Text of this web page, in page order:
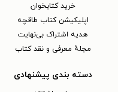
خرید کتابخوان
اپلیکیشن کتاب طاقچه
هدیه اشتراک بی‌نهایت
مجلهٔ معرفی و نقد کتاب
دسته بندی پیشنهادی